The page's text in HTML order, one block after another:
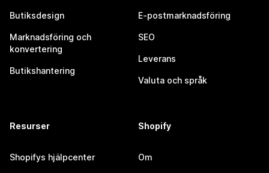
Butiksdesign
Marknadsföring och
konvertering
Butikshantering
E-postmarknadsföring
SEO
Leverans
Valuta och språk
Resurser
Shopifys hjälpcenter
Shopify
Om